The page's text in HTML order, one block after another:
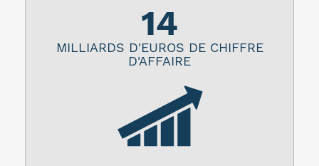
14
MILLIARDS D'EUROS DE CHIFFRE
D'AFFAIRE